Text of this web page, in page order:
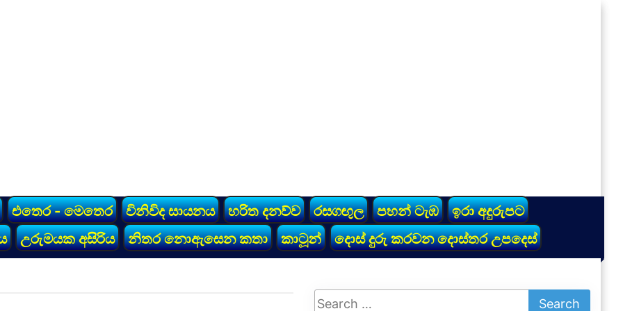
එතෙර - මෙතෙර විනිවිද සායනය හරිත දනව්ව රසගඟුල පහන් ටැඹ
ඉරා අදුරුපට
උරුමයක අසිරිය නිතර නොඇසෙන කතා කාටූන් දොස් දුරු කරවන දොස්තර උපදෙස්